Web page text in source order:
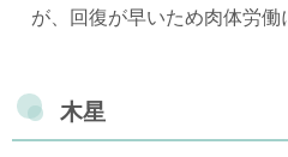
が、回復が早いため肉体労働
木星